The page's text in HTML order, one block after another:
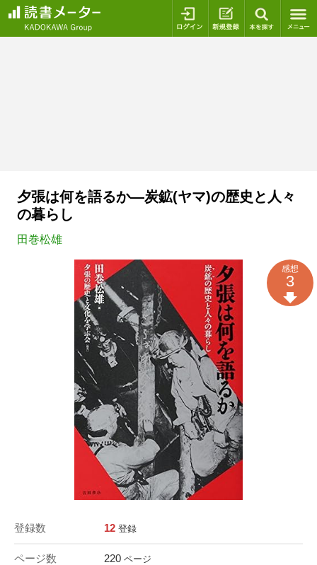
ログイン 新規登録
夕張は何を語るか―炭鉱(ヤマ)の歴史と人々
の暮らし
田巻松雄
登録数 12 登録
ページ数 220 ページ
感想
3